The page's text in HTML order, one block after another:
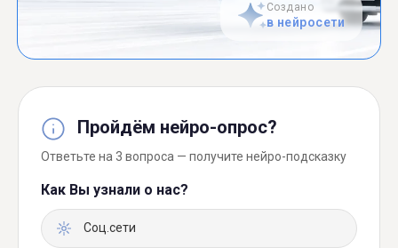
Создано
в нейросети
Пройдём нейро-опрос?
Ответьте на 3 вопроса — получите нейро-подсказку
Как Вы узнали о нас?
Соц.сети